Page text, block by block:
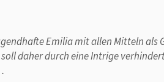
Emilia mit allen Mitteln als
daher durch eine Intrige